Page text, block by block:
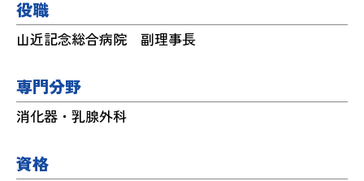
役職
山近記念総合病院 副理事長
専門分野
消化器・乳腺外科
資格